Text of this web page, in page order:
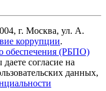
г. Москва, ул. А.
коррупции.
обеспечения (РБПО)
согласие на
данных,